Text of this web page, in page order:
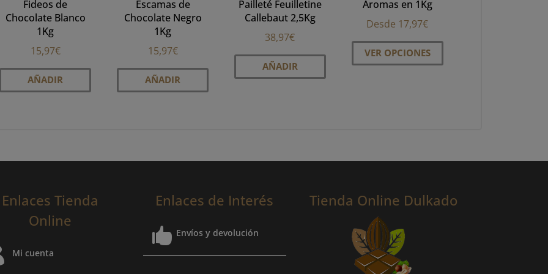
Fideos de
Chocolate Blanco
1Kg
15,97€
AÑADIR
Escamas de
Chocolate Negro
1Kg
15,97€
AÑADIR
Pailleté Feuilletine
Callebaut 2,5Kg
38,97€
AÑADIR
Aromas en 1Kg
Desde 17,97€
VER OPCIONES
Este
en
Enlaces Tienda
Online
Mi cuenta
Enlaces de Interés
 Envíos y devolución
Tienda Online Dulkado